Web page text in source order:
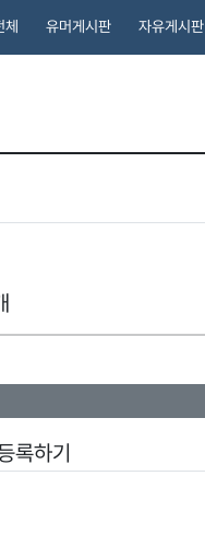
체 유머게시판 자유게시판
록하기